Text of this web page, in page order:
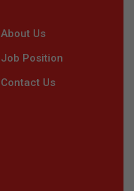
About Us
Job Position
Contact Us